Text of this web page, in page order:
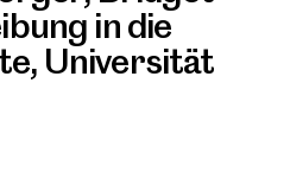
in die
Universität